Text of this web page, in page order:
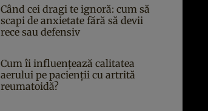
Când cei dragi te ignoră: cum să
scapi de anxietate fără să devii
rece sau defensiv
Cum îi influențează calitatea
aerului pe pacienții cu artrită
reumatoidă?